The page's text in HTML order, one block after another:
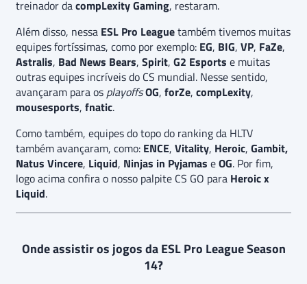
treinador dacompLexity Gaming, restaram.
Além disso, nessa ESL Pro Leaguetambém tivemos muitas
equipes fortíssimas, como por exemplo: EG, BIG, VP, FaZe,
Astralis, Bad News Bears, Spirit, G2 Esports e muitas
outras equipes incríveis do CS mundial. Nesse sentido,
avançaram para os playoffsOG, forZe, compLexity,
mousesports, fnatic.
Como também, equipes do topo do ranking da HLTV
também avançaram, como: ENCE, Vitality, Heroic, Gambit,
Natus Vincere, Liquid, Ninjas in Pyjamas eOG. Por fim,
logo acima confira o nosso palpite CS GO para Heroic x
Liquid.
Onde assistir os jogos da ESL Pro League Season
14?